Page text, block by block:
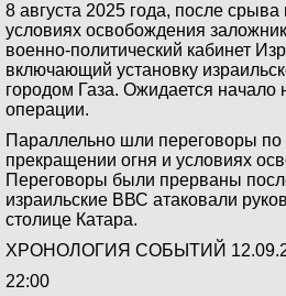
8 августа 2025 года, после
условиях освобождения
военно-политический кабинет
включающий установку
городом Газа. Ожидается
операции.
Параллельно шли переговоры
прекращении огня и условиях
Переговоры были прерваны
израильские ВВС атаковали
столице Катара.
ХРОНОЛОГИЯ СОБЫТИЙ
22:00